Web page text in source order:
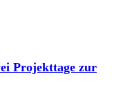
Projekttage zur